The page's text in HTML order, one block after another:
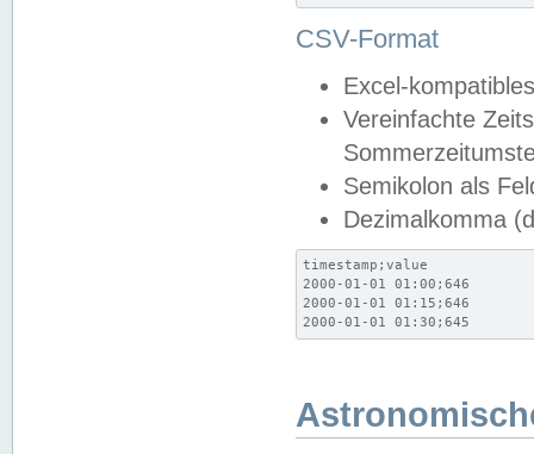
CSV-Format
Excel-
Vereinfachte
Semikolon als
Dezimalkomma
timestamp;value
2000-01-01 01:00;646
2000-01-01 01:15;646
2000-01-01 01:30;645